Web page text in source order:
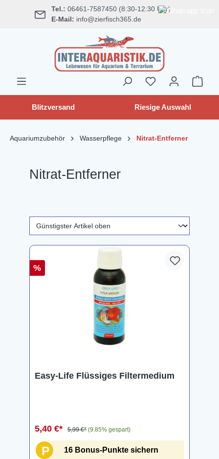
springen Tel.: 06461-7587450 (8:30-12:30 Uhr)
E-Mail: info@zierfisch365.de
Blitzversand Riesige Auswahl
Aquariumzubehör Wasserpflege Nitrat-Entferner
Nitrat-Entferner
%
Easy-Life Flüssiges Filtermedium
5,40 €* 5,99 €* (9.85% gespart)
P 16 Bonus-Punkte sichern